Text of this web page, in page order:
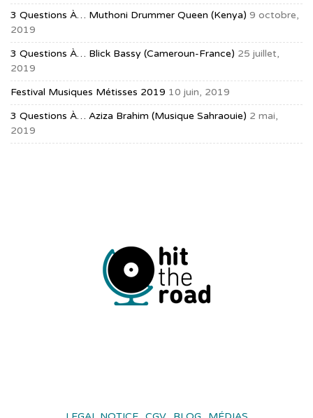
3 Questions À… Muthoni Drummer Queen (Kenya) 9 octobre,
2019
3 Questions À… Blick Bassy (Cameroun-France) 25 juillet,
2019
Festival Musiques Métisses 2019 10 juin, 2019
3 Questions À… Aziza Brahim (musique Sahraouie) 2 mai,
2019